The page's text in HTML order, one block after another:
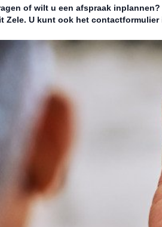
of wilt u een afspraak inplannen?
Zele. U kunt ook het contactformulier